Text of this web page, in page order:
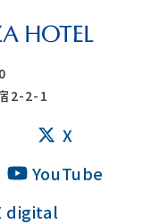
2-2-1
X
YouTube
digital